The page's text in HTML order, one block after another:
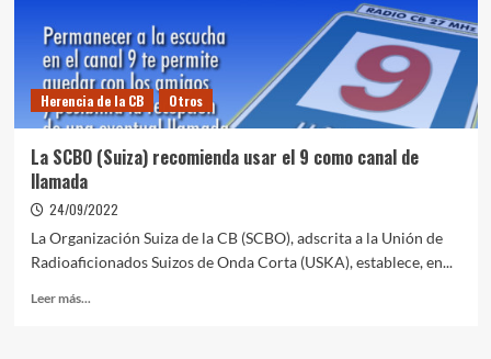
Herencia de la CB Otros
La SCBO (Suiza) recomienda usar el 9 como canal de
llamada
24/09/2022
La Organización Suiza de la CB (SCBO), adscrita a la Unión de
Radioaficionados Suizos de Onda Corta (USKA), establece, en...
Leer más...